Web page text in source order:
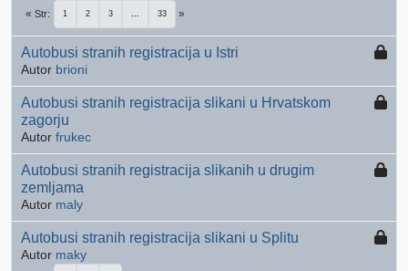
Str 1 2 3 ... 33
Autobusi stranih registracija u Istri
Autor brioni
Autobusi stranih registracija slikani u Hrvatskom
zagorju
Autor frukec
Autobusi stranih registracija slikanih u drugim
zemljama
Autor maly
Autobusi stranih registracija slikani u Splitu
Autor maky